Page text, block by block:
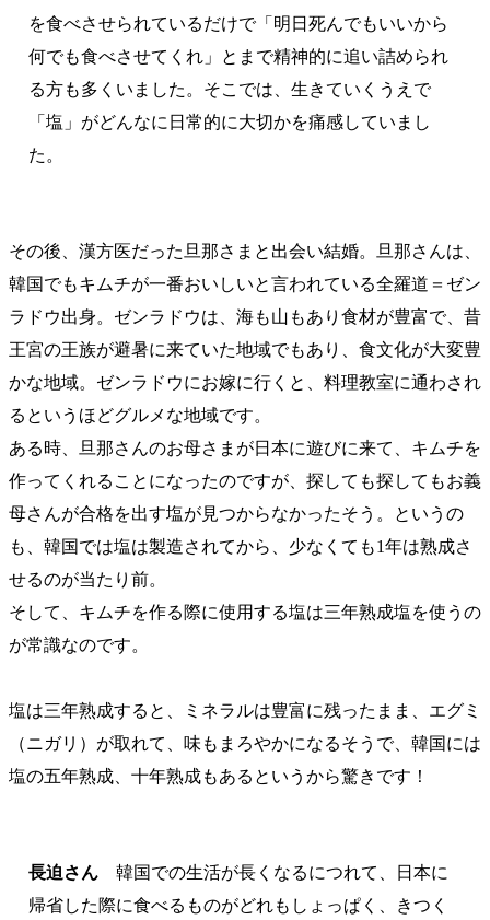
を食べさせられているだけで「明日死んでもいいから
何でも食べさせてくれ」とまで精神的に追い詰められ
る方も多くいました。そこでは、生きていくうえで
「塩」がどんなに日常的に大切かを痛感していまし
た。
その後、漢方医だった旦那さまと出会い結婚。旦那さんは、
韓国でもキムチが一番おいしいと言われている全羅道＝ゼン
ラドウ出身。ゼンラドウは、海も山もあり食材が豊富で、昔
王宮の王族が避暑に来ていた地域でもあり、食文化が大変豊
かな地域。ゼンラドウにお嫁に行くと、料理教室に通わされ
るというほどグルメな地域です。
ある時、旦那さんのお母さまが日本に遊びに来て、キムチを
作ってくれることになったのですが、探しても探してもお義
母さんが合格を出す塩が見つからなかったそう。というの
も、韓国では塩は製造されてから、少なくても1年は熟成さ
せるのが当たり前。
そして、キムチを作る際に使用する塩は三年熟成塩を使うの
が常識なのです。
塩は三年熟成すると、ミネラルは豊富に残ったまま、エグミ
（ニガリ）が取れて、味もまろやかになるそうで、韓国には
塩の五年熟成、十年熟成もあるというから驚きです！
長迫さん 韓国での生活が長くなるにつれて、日本に
帰省した際に食べるものがどれもしょっぱく、きつく